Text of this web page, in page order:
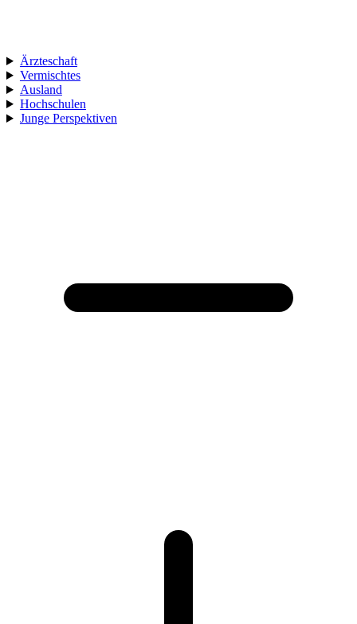
Ärzteschaft
Vermischtes
Ausland
Hochschulen
Junge Perspektiven